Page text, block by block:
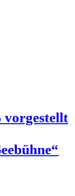
vorgestellt